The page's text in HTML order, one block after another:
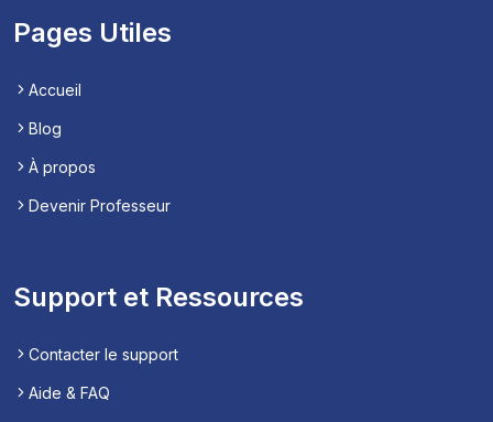
Pages Utiles
Accueil
Blog
À propos
Devenir Professeur
Support et Ressources
Contacter le support
Aide & FAQ